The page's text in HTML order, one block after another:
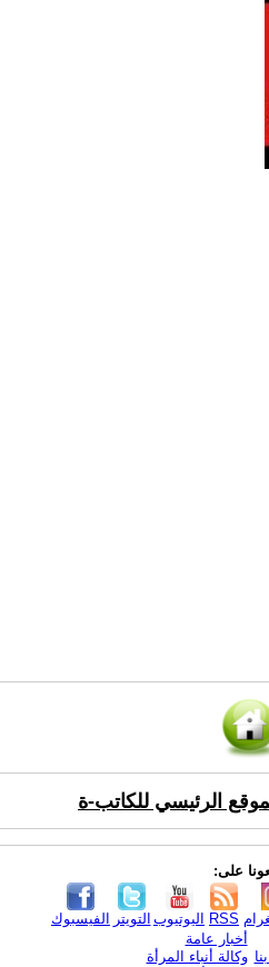
الرئيسي للكاتب-ة
على:
الفيسبوك التويتر اليوتيوب RSS
أخبار عامة
وكالة أنباء المرأة